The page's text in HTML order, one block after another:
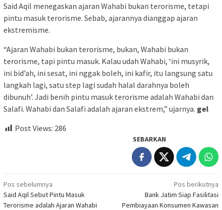
Said Aqil menegaskan ajaran Wahabi bukan terorisme, tetapi
pintu masuk terorisme. Sebab, ajarannya dianggap ajaran
ekstremisme.
“Ajaran Wahabi bukan terorisme, bukan, Wahabi bukan
terorisme, tapi pintu masuk. Kalau udah Wahabi, ‘ini musyrik,
ini bid’ah, ini sesat, ini nggak boleh, ini kafir, itu langsung satu
langkah lagi, satu step lagi sudah halal darahnya boleh
dibunuh’. Jadi benih pintu masuk terorisme adalah Wahabi dan
Salafi. Wahabi dan Salafi adalah ajaran ekstrem,” ujarnya. gel
Post Views: 286
SEBARKAN
Navigasi
pos
Pos sebelumnya
Said Aqil Sebut Pintu Masuk
Terorisme adalah Ajaran Wahabi
Pos berikutnya
Bank Jatim Siap Fasilitasi
Pembiayaan Konsumen Kawasan